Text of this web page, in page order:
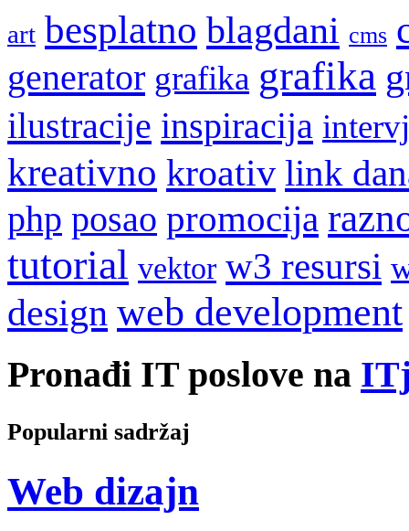
art besplatno blagdani cms
generator grafika grafika
ilustracije inspiracija
kreativno kroativ link
php posao promocija
tutorial vektor w3 resursi
design web development
Pronađi IT poslove na
Popularni sadržaj
Web dizajn